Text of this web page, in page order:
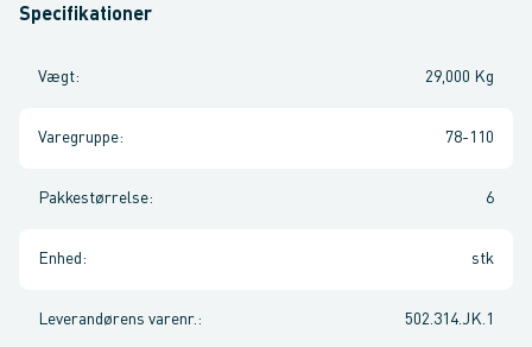
Specifikationer
Vægt: 29,000 Kg
Varegruppe: 78-110
Pakkestørrelse: 6
Enhed : stk
Leverandørens varenr. : 502.314.JK.1